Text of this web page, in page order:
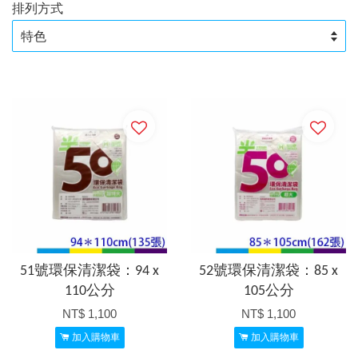
排列方式
51號環保清潔袋：94 x
110公分
NT$ 1,100
加入購物車
52號環保清潔袋：85 x
105公分
NT$ 1,100
加入購物車